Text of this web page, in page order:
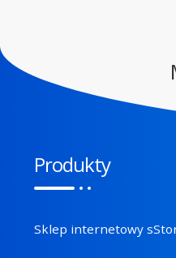
Produkty
Sklep internetowy